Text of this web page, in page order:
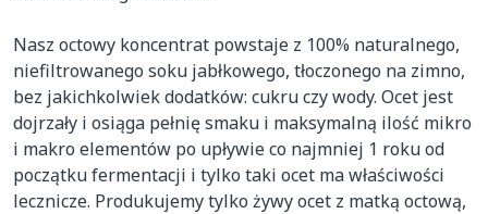
Nasz octowy koncentrat powstaje z 100% naturalnego,
niefiltrowanego soku jabłkowego, tłoczonego na zimno,
bez jakichkolwiek dodatków: cukru czy wody. Ocet jest
dojrzały i osiąga pełnię smaku i maksymalną ilość mikro
i makro elementów po upływie co najmniej 1 roku od
początku fermentacji i tylko taki ocet ma właściwości
lecznicze. Produkujemy tylko żywy ocet z matką octową,